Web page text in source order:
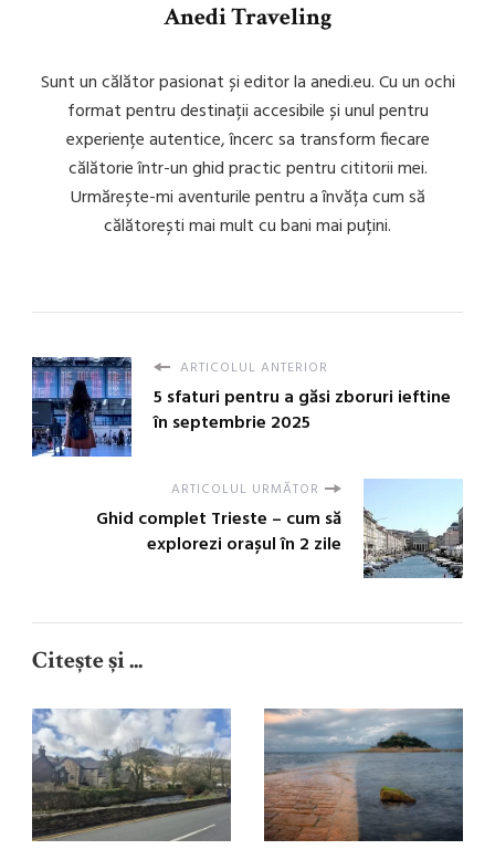
Anedi Traveling
Sunt un călător pasionat și editor la anedi.eu. Cu un ochi
format pentru destinații accesibile și unul pentru
experiențe autentice, încerc sa transform fiecare
călătorie într-un ghid practic pentru cititorii mei.
Urmărește-mi aventurile pentru a învăța cum să
călătorești mai mult cu bani mai puțini.
ARTICOLUL ANTERIOR
5 sfaturi pentru a găsi zboruri ieftine
în septembrie 2025
ARTICOLUL URMĂTOR
Ghid complet Trieste – cum să
explorezi orașul în 2 zile
Citește și ...